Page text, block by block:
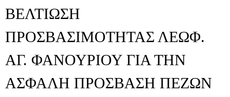
ΒΕΛΤΙΩΣΗ
ΠΡΟΣΒΑΣΙΜΟΤΗΤΑΣ ΛΕΩΦ.
ΑΓ. ΦΑΝΟΥΡΙΟΥ ΓΙΑ ΤΗΝ
ΑΣΦΑΛΗ ΠΡΟΣΒΑΣΗ ΠΕΖΩΝ